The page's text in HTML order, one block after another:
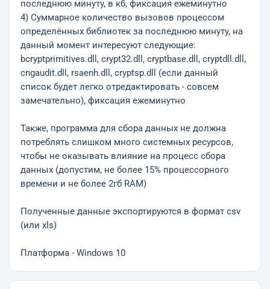
последнюю минуту, в кб, фиксация ежеминутно
4) Суммарное количество вызовов процессом
определённых библиотек за последнюю минуту, на
данный момент интересуют следующие:
bcryptprimitives.dll, crypt32.dll, cryptbase.dll, cryptdll.dll,
cngaudit.dll, rsaenh.dll, cryptsp.dll (если данный
список будет легко отредактировать - совсем
замечательно), фиксация ежеминутно
Также, программа для сбора данных не должна
потреблять слишком много системных ресурсов,
чтобы не оказывать влияние на процесс сбора
данных (допустим, не более 15% процессорного
времени и не более 2гб RAM)
Полученные данные экспортируются в формат csv
(или xls)
Платформа - Windows 10